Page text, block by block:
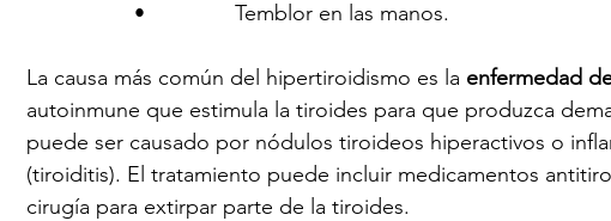
•               Temblor en las manos.
La causa más común del hipertiroidismo es la enfermedad
autoinmune que estimula la tiroides para que produzca
puede ser causado por nódulos tiroideos hiperactivos o
(tiroiditis). El tratamiento puede incluir medicamentos
cirugía para extirpar parte de la tiroides.